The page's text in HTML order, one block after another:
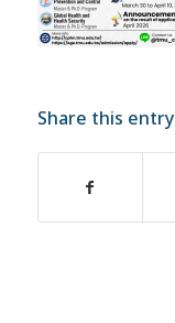
Share this entry